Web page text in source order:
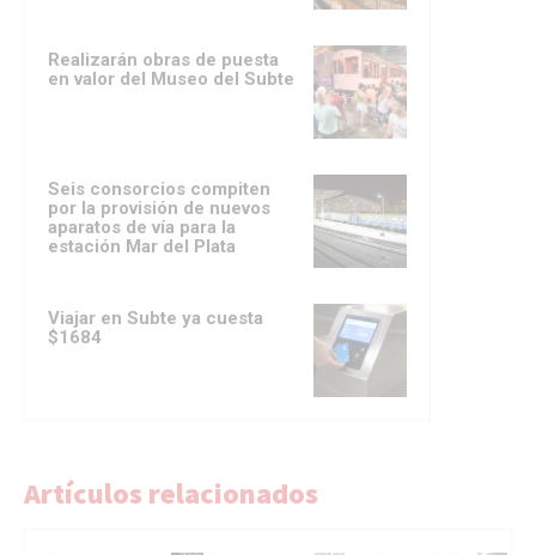
Realizarán obras de puesta
en valor del Museo del Subte
Seis consorcios compiten
por la provisión de nuevos
aparatos de vía para la
estación Mar del Plata
Viajar en Subte ya cuesta
$1684
Artículos relacionados